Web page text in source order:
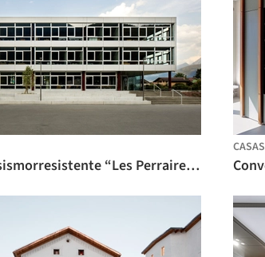
Escuela sismorresistente “Les Perraires” / meier + associés architectes
CASAS